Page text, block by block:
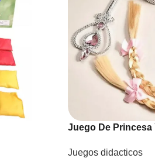
Juego De Princesa
Juegos didacticos